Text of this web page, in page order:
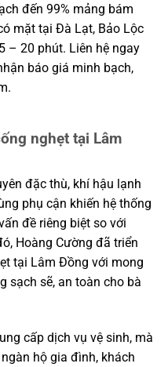
đến 99% mảng bám
mặt tại Đà Lạt, Bảo Lộc
– 20 phút. Liên hệ ngay
báo giá minh bạch,
nghẹt tại Lâm
đặc thù, khí hậu lạnh
phụ cận khiến hệ thống
đề riêng biệt so với
Hoàng Cường đã triển
tại Lâm Đồng với mong
sạch sẽ, an toàn cho bà
cấp dịch vụ vệ sinh, mà
hộ gia đình, khách